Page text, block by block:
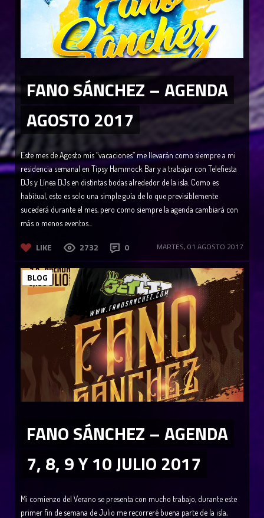
FANO SÁNCHEZ – AGENDA
AGOSTO 2017
Este mes de Agosto mis “vacaciones” me llevarán como siempre a mi
residencia semanal en Tipsy Hammock Bar y a trabajar con Telefiesta
DJs y Línea DJs en distintas bodas alrededor de la isla. Como es
habitual, esto es solo una simple guía de lo que previsiblemente
sucederá durante el mes, pero como siempre la agenda cambiará con
más o menos eventos...
LIKE 2732 0 MARTES, 01 AGOSTO 2017
BLOG
FANO SÁNCHEZ – AGENDA
7, 8, 9 Y 10 JULIO 2017
Mi comienzo del Verano se presenta con mucho trabajo, durante este
primer fin de semana de Julio me recorreré buena parte de la isla,